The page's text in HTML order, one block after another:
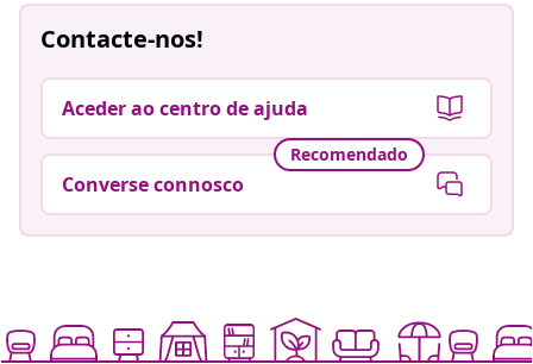
Contacte-nos!
Aceder ao centro de ajuda
Recomendado
Converse connosco